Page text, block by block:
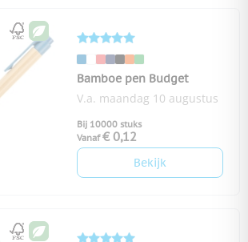
Bamboe pen Budget
V.a. maandag 10 augustus
Bij 10000 stuks
Vanaf € 0,12
Bekijk